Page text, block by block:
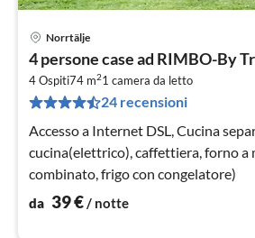
Norrtälje
4 persone case ad RIMBO-By
4 Ospiti74 m21 camera da letto
24 recensioni
Accesso a Internet DSL, Cucina
cucina(elettrico), caffettiera, forno a
combinato, frigo con congelatore)
da 39€/ notte